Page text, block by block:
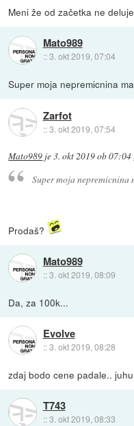
Meni že od začetka ne
Mato989
::3. okt 2019, 07:04
Super moja nepremicnina
Zarfot
::3. okt 2019, 07:54
Mato989 je3. okt 2019 ob 07:04
Super moja nepremicnina
Prodaš?
Mato989
::3. okt 2019, 08:09
Da, za 100k...
Evolve
::3. okt 2019, 08:28
zdaj bodo cene padale.. juhu
T743
::3. okt 2019, 08:33